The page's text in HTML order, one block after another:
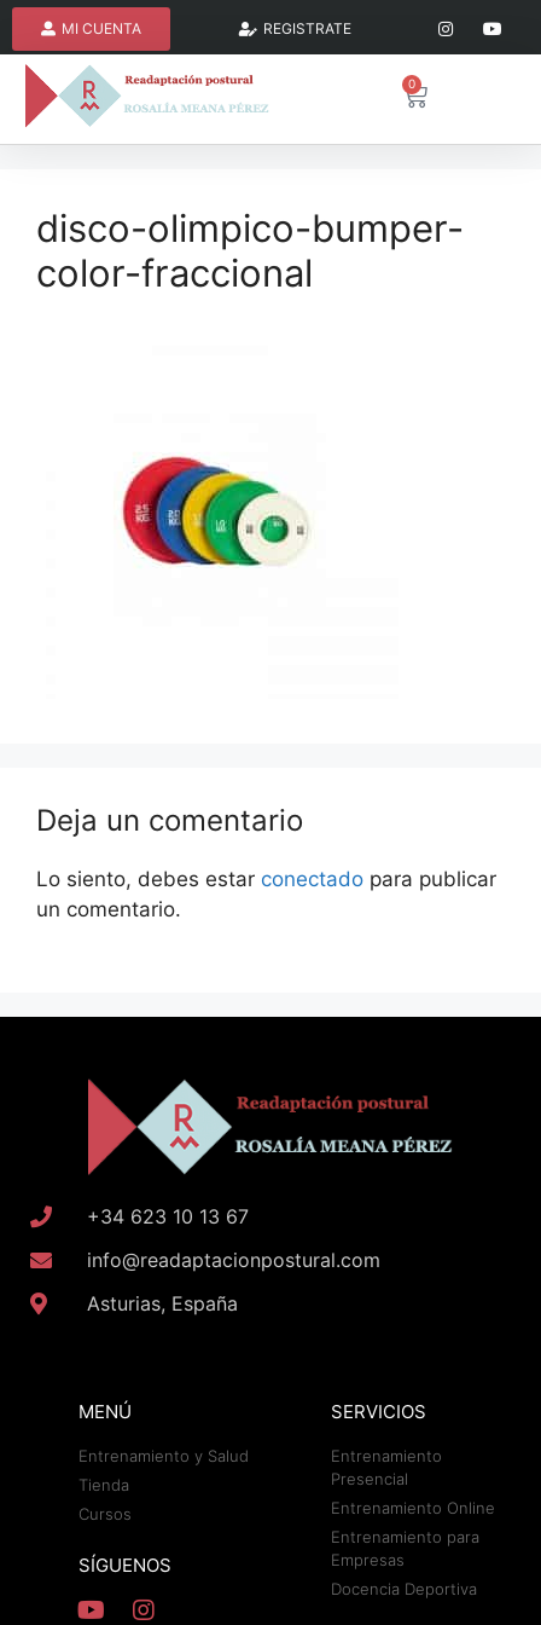
MI CUENTA REGISTRATE
0
disco-olimpico-bumper-
color-fraccional
Deja un comentario
Lo siento, debes estar conectado para publicar
un comentario.
+34 623 10 13 67
info@readaptacionpostural.com
Asturias, España
MENÚ
Entrenamiento y Salud
Tienda
Cursos
SÍGUENOS
SERVICIOS
Entrenamiento
Presencial
Entrenamiento Online
Entrenamiento para
Empresas
Docencia Deportiva